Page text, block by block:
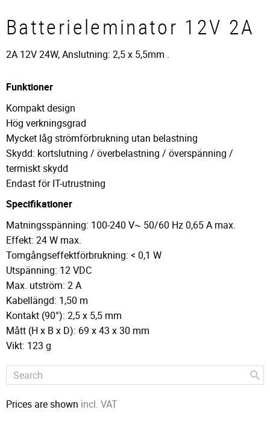
Batterieleminator 12V 2A
2A 12V 24W, Anslutning: 2,5 x 5,5mm .
Funktioner
Kompakt design
Hög verkningsgrad
Mycket låg strömförbrukning utan belastning
Skydd: kortslutning / överbelastning / överspänning /
termiskt skydd
Endast för IT-utrustning
Specifikationer
Matningsspänning: 100-240 V~ 50/60 Hz 0,65 A max.
Effekt: 24 W max.
Tomgångseffektförbrukning: < 0,1 W
Utspänning: 12 VDC
Max. utström: 2 A
Kabellängd: 1,50 m
Kontakt (90°): 2,5 x 5,5 mm
Mått (H x B x D): 69 x 43 x 30 mm
Vikt: 123 g
Prices are shown incl. VAT